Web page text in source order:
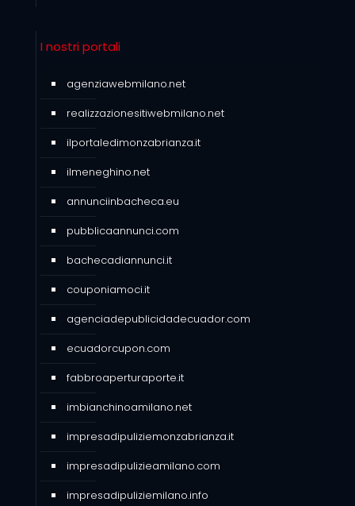
I nostri portali
agenziawebmilano.net
realizzazionesitiwebmilano.net
ilportaledimonzabrianza.it
ilmeneghino.net
annunciinbacheca.eu
pubblicaannunci.com
bachecadiannunci.it
couponiamoci.it
agenciadepublicidadecuador.com
ecuadorcupon.com
fabbroaperturaporte.it
imbianchinoamilano.net
impresadipuliziemonzabrianza.it
impresadipulizieamilano.com
impresadipuliziemilano.info